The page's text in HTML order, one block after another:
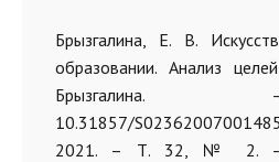
Брызгалина, Е. В.
образовании. Анализ
10.31857/
2021. – Т. 32, № 2. –